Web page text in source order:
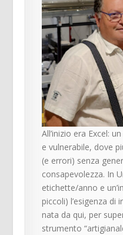
All’inizio era Excel:
e vulnerabile, dove
(e errori) senza
consapevolezza. In
etichette/anno e
piccoli) l’esigenza di
nata da qui, per
strumento